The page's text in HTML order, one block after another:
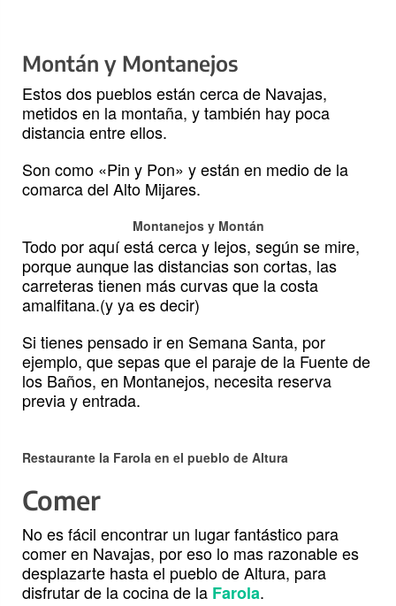
Montán y Montanejos
Estos dos pueblos están cerca de Navajas,
metidos en la montaña, y también hay poca
distancia entre ellos.
Son como «Pin y Pon» y están en medio de la
comarca del Alto Mijares.
Montanejos y Montán
Todo por aquí está cerca y lejos, según se mire,
porque aunque las distancias son cortas, las
carreteras tienen más curvas que la costa
amalfitana.(y ya es decir)
Si tienes pensado ir en Semana Santa, por
ejemplo, que sepas que el paraje de la Fuente de
los Baños, en Montanejos, necesita reserva
previa y entrada.
Restaurante la Farola en el pueblo de Altura
Comer
No es fácil encontrar un lugar fantástico para
comer en Navajas, por eso lo mas razonable es
desplazarte hasta el pueblo de Altura, para
disfrutar de la cocina de la Farola.